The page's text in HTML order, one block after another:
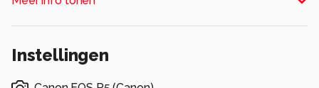
Instellingen